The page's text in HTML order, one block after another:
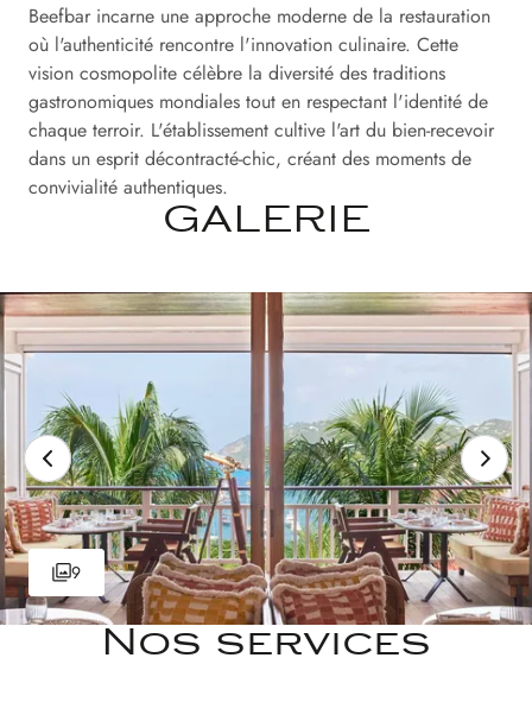
Beefbar incarne une approche moderne de la restauration
où l'authenticité rencontre l'innovation culinaire. Cette
vision cosmopolite célèbre la diversité des traditions
gastronomiques mondiales tout en respectant l'identité de
chaque terroir. L'établissement cultive l'art du bien-recevoir
dans un esprit décontracté-chic, créant des moments de
convivialité authentiques.
GALERIE
9
Nos services